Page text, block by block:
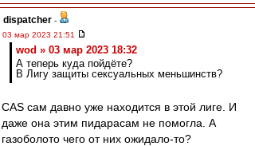
dispatcher -
03 мар 2023 21:51
wod » 03 мар 2023 18:32
А теперь куда пойдёте?
В Лигу защиты сексуальных меньшинств?
CAS сам давно уже находится в этой лиге. И
даже она этим пидарасам не помогла. А
газоболото чего от них ожидало-то?